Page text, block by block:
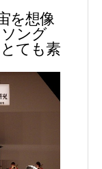
を想像
ング
ても素